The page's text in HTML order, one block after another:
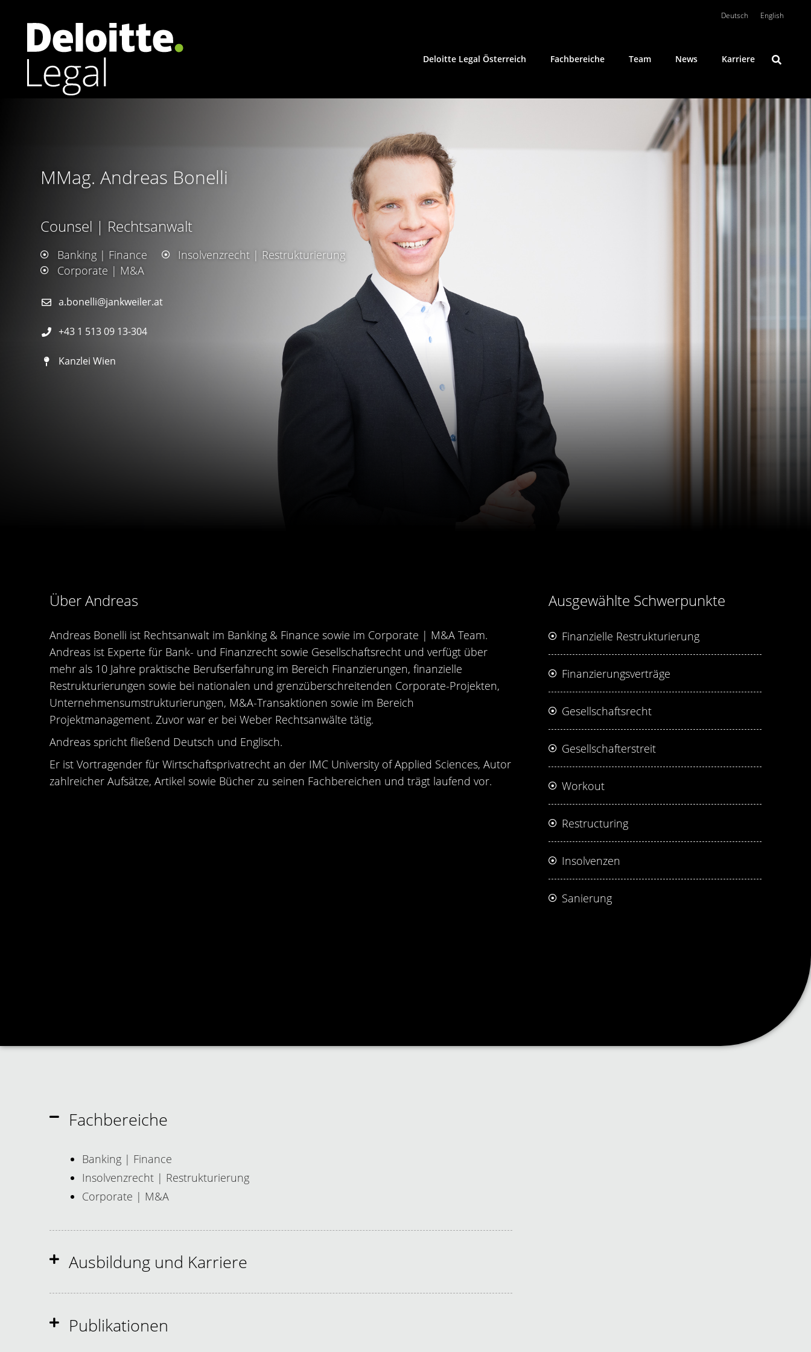
Deutsch English
Deloitte Legal Österreich Fachbereiche
Datenschutzrecht | Cybersecurity
Insolvenzrecht | Restrukturierung
IP/IT | Medienrecht
Kartellrecht | EU-Recht
Öffentliches Wirtschaftsrecht
Team News Karriere
MMag. Andreas Bonelli
Counsel | Rechtsanwalt
Banking | Finance
Insolvenzrecht | Restrukturierung
Corporate | M&A
a.bonelli@jankweiler.at
+43 1 513 09 13-304
Kanzlei Wien
Über Andreas
Andreas Bonelli ist Rechtsanwalt im Banking & Finance sowie im Corporate | M&A Team.
Andreas ist Experte für Bank- und Finanzrecht sowie Gesellschaftsrecht und verfügt über
mehr als 10 Jahre praktische Berufserfahrung im Bereich Finanzierungen, finanzielle
Restrukturierungen sowie bei nationalen und grenzüberschreitenden Corporate-Projekten,
Unternehmensumstrukturierungen, M&A-Transaktionen sowie im Bereich
Projektmanagement. Zuvor war er bei Weber Rechtsanwälte tätig.
Andreas spricht fließend Deutsch und Englisch.
Er ist Vortragender für Wirtschaftsprivatrecht an der IMC University of Applied Sciences, Autor
zahlreicher Aufsätze, Artikel sowie Bücher zu seinen Fachbereichen und trägt laufend vor.
Ausgewählte Schwerpunkte
Finanzielle Restrukturierung
Finanzierungsverträge
Gesellschaftsrecht
Gesellschafterstreit
Workout
Restructuring
Insolvenzen
Sanierung
Fachbereiche
Banking | Finance
Insolvenzrecht | Restrukturierung
Corporate | M&A
Ausbildung und Karriere
Publikationen